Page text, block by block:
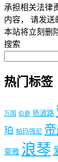
承担相关法律
内容， 请发送
本站将立刻删
搜索
热门标签
万国 伯爵 依波路
珀 帕玛强尼
豪雅 浪琴